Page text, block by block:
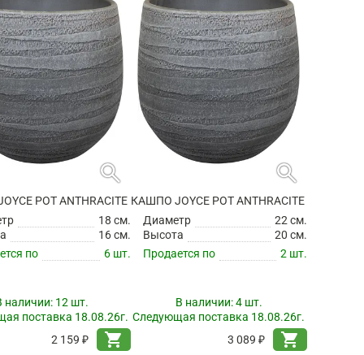
search
POT ANTHRACITE
18 см.
16 см.
по
6 шт.
наличии: 12 шт.
поставка 18.08.26г.
2 159 ₽
shopping_cart
search
КАШПО JOYCE POT ANTHRACITE
Диаметр
22 см.
Высота
20 см.
Продается по
2 шт.
В наличии:4 шт.
Следующая поставка 18.08.26г.
3 089 ₽
shopping_cart